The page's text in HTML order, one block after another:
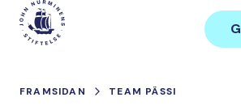
Hoppa
innehåll
Main
FRAMSIDAN TEAM PÄSSI